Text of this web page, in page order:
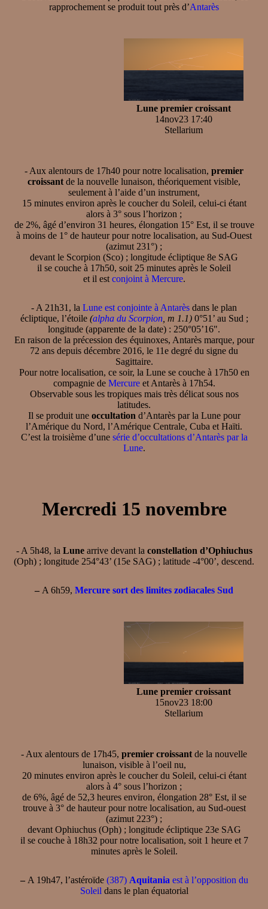
rapprochement se produit tout près d’Antarès
Lune premier croissant
14nov23 17:40
Stellarium
- Aux alentours de 17h40 pour notre localisation, premier
croissant de la nouvelle lunaison, théoriquement visible,
seulement à l’aide d’un instrument,
15 minutes environ après le coucher du Soleil, celui-ci étant
alors à 3° sous l’horizon ;
de 2%, âgé d’environ 31 heures, élongation 15° Est, il se trouve
à moins de 1° de hauteur pour notre localisation, au Sud-Ouest
(azimut 231°) ;
devant le Scorpion (Sco) ; longitude écliptique 8e SAG
il se couche à 17h50, soit 25 minutes après le Soleil
et il est conjoint à Mercure.
- A 21h31, la Lune est conjointe à Antarès dans le plan
écliptique, l’étoile (alpha du Scorpion, m 1.1)0°51’ au Sud ;
longitude (apparente de la date) : 250°05’16".
En raison de la précession des équinoxes, Antarès marque, pour
72 ans depuis décembre 2016, le 11e degré du signe du
Sagittaire.
Pour notre localisation, ce soir, la Lune se couche à 17h50 en
compagnie de Mercureet Antarès à 17h54.
Observable sous les tropiques mais très délicat sous nos
latitudes.
Il se produit une occultation d’Antarès par la Lune pour
l’Amérique du Nord, l’Amérique Centrale, Cuba et Haïti.
C’est la troisième d’une série d’occultations d’Antarès par la
Lune.
Mercredi 15 novembre
- A 5h48, la Lunearrive devant la constellation d’Ophiuchus
(Oph) ; longitude 254°43’ (15e SAG) ; latitude -4°00’, descend.
– A 6h59, Mercure sort des limites zodiacales Sud
Lune premier croissant
15nov23 18:00
Stellarium
- Aux alentours de 17h45, premier croissant de la nouvelle
lunaison, visible à l’oeil nu,
20 minutes environ après le coucher du Soleil, celui-ci étant
alors à 4° sous l’horizon ;
de 6%, âgé de 52,3 heures environ, élongation 28° Est, il se
trouve à 3° de hauteur pour notre localisation, au Sud-ouest
(azimut 223°) ;
devant Ophiuchus (Oph) ; longitude écliptique 23e SAG
il se couche à 18h32 pour notre localisation, soit 1 heure et 7
minutes après le Soleil.
–A 19h47, l’astéroïde (387) Aquitania est à l’opposition du
Soleil dans le plan équatorial